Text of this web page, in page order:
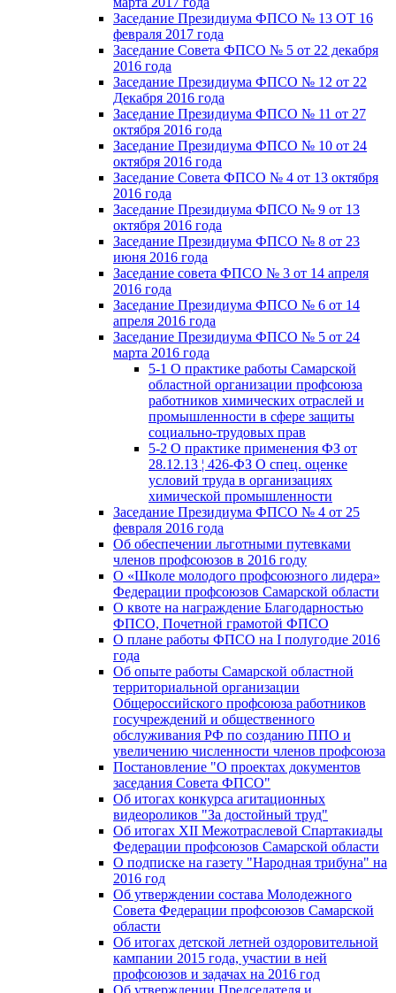
Заседание Президиума ФПСО № 13 ОТ 16
февраля 2017 года
Заседание Совета ФПСО № 5 от 22 декабря
2016 года
Заседание Президиума ФПСО № 12 от 22
Декабря 2016 года
Заседание Президиума ФПСО № 11 от 27
октября 2016 года
Заседание Президиума ФПСО № 10 от 24
октября 2016 года
Заседание Совета ФПСО № 4 от 13 октября
2016 года
Заседание Президиума ФПСО № 9 от 13
октября 2016 года
Заседание Президиума ФПСО № 8 от 23
июня 2016 года
Заседание совета ФПСО № 3 от 14 апреля
2016 года
Заседание Президиума ФПСО № 6 от 14
апреля 2016 года
Заседание Президиума ФПСО № 5 от 24
марта 2016 года
5-1 О практике работы Самарской
областной организации профсоюза
работников химических отраслей и
промышленности в сфере защиты
социально-трудовых прав
5-2 О практике применения ФЗ от
28.12.13 ¦ 426-ФЗ О спец. оценке
условий труда в организациях
химической промышленности
Заседание Президиума ФПСО № 4 от 25
февраля 2016 года
Об обеспечении льготными путевками
членов профсоюзов в 2016 году
О «Школе молодого профсоюзного лидера»
Федерации профсоюзов Самарской области
О квоте на награждение Благодарностью
ФПСО, Почетной грамотой ФПСО
О плане работы ФПСО на I полугодие 2016
года
Об опыте работы Самарской областной
территориальной организации
Общероссийского профсоюза работников
госучреждений и общественного
обслуживания РФ по созданию ППО и
увеличению численности членов профсоюза
Постановление "О проектах документов
заседания Совета ФПСО"
Об итогах конкурса агитационных
видеороликов "За достойный труд"
Об итогах XII Межотраслевой Спартакиады
Федерации профсоюзов Самарской области
О подписке на газету "Народная трибуна" на
2016 год
Об утверждении состава Молодежного
Совета Федерации профсоюзов Самарской
области
Об итогах детской летней оздоровительной
кампании 2015 года, участии в ней
профсоюзов и задачах на 2016 год
Об утверждении Председателя и